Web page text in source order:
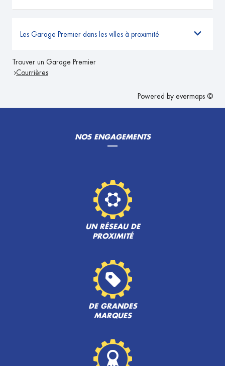
Les Garage Premier dans les villes à proximité
Trouver un Garage Premier
Courrières
Powered by evermaps ©
NOS ENGAGEMENTS
UN RÉSEAU DE
PROXIMITÉ
DE GRANDES
MARQUES